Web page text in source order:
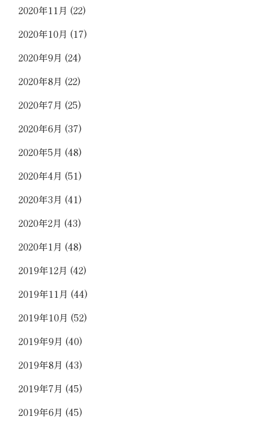
2020年11月 (22)
2020年10月 (17)
2020年9月 (24)
2020年8月 (22)
2020年7月 (25)
2020年6月 (37)
2020年5月 (48)
2020年4月 (51)
2020年3月 (41)
2020年2月 (43)
2020年1月 (48)
2019年12月 (42)
2019年11月 (44)
2019年10月 (52)
2019年9月 (40)
2019年8月 (43)
2019年7月 (45)
2019年6月 (45)